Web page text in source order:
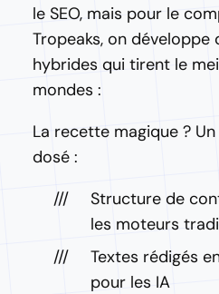
le SEO, mais pour le
Tropeaks, on développe
hybrides qui tirent le
mondes :
La recette magique ?
dosé :
Structure de
les moteurs
Textes rédigés
pour les IA